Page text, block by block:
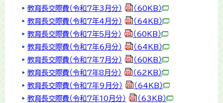
教育長交際費（令和7年3月分）
（60KB）
教育長交際費（令和7年4月分）
（64KB）
教育長交際費（令和7年5月分）
（60KB）
教育長交際費（令和7年6月分）
（64KB）
教育長交際費（令和7年7月分）
（60KB）
教育長交際費（令和7年8月分）
（62KB）
教育長交際費（令和7年9月分）
（64KB）
教育長交際費（令和7年10月分）
（63KB）